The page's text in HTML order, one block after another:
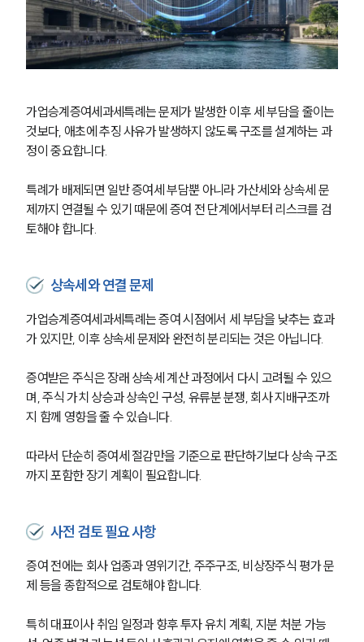
SERVICES
기업법무그룹 업무
전체
PROFESSIONALS
ABOUT
대륜의 강점
기업의뢰인을 위한 장점
업무협력·법률자문 기업
오시는 길
고객의 소리
통합검색
가업승계증여세과세특례는 문제가 발생한 이후 세 부담을 줄이는
것보다, 애초에 추징 사유가 발생하지 않도록 구조를 설계하는 과
정이 중요합니다.
특례가 배제되면 일반 증여세 부담뿐 아니라 가산세와 상속세 문
제까지 연결될 수 있기 때문에 증여 전 단계에서부터 리스크를 검
토해야 합니다.
상속세와 연결 문제
가업승계증여세과세특례는 증여 시점에서 세 부담을 낮추는 효과
가 있지만, 이후 상속세 문제와 완전히 분리되는 것은 아닙니다.
증여받은 주식은 장래 상속세 계산 과정에서 다시 고려될 수 있으
며, 주식 가치 상승과 상속인 구성, 유류분 분쟁, 회사 지배구조까
지 함께 영향을 줄 수 있습니다.
따라서 단순히 증여세 절감만을 기준으로 판단하기보다 상속 구조
까지 포함한 장기 계획이 필요합니다.
사전 검토 필요 사항
증여 전에는 회사 업종과 영위기간, 주주구조, 비상장주식 평가 문
제 등을 종합적으로 검토해야 합니다.
특히 대표이사 취임 일정과 향후 투자 유치 계획, 지분 처분 가능